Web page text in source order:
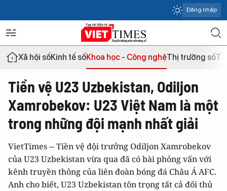
Đăng nhập
Xã hội sốKinh tế sốKhoa học - Công nghệThị trường số
Tiền vệ U23 Uzbekistan, Odiljon
Xamrobekov: U23 Việt Nam là một
trong những đội mạnh nhất giải
VietTimes -- Tiền vệ đội trưởng Odiljon Xamrobekov
của U23 Uzbekistan vừa qua đã có bài phỏng vấn với
kênh truyền thông của liên đoàn bóng đá Châu Á AFC.
Anh cho biết, U23 Uzbekistan tôn trọng tất cả đối thủ